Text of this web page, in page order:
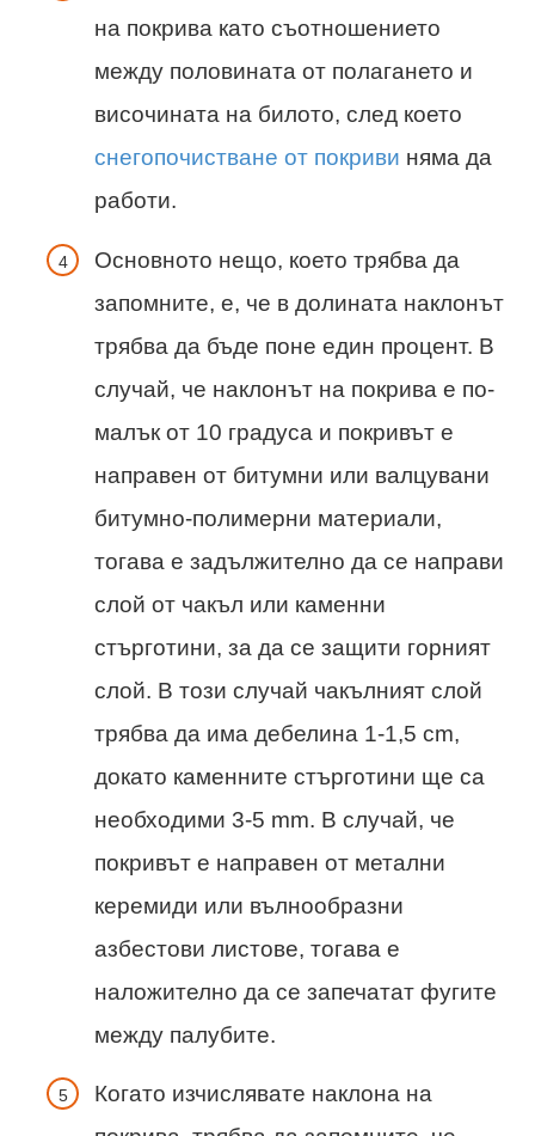
на покрива като съотношението
между половината от полагането и
височината на билото, след което
снегопочистване от покриви няма да
работи.
Основното нещо, което трябва да
запомните, е, че в долината наклонът
трябва да бъде поне един процент. В
случай, че наклонът на покрива е по-
малък от 10 градуса и покривът е
направен от битумни или валцувани
битумно-полимерни материали,
тогава е задължително да се направи
слой от чакъл или каменни
стърготини, за да се защити горният
слой. В този случай чакълният слой
трябва да има дебелина 1-1,5 cm,
докато каменните стърготини ще са
необходими 3-5 mm. В случай, че
покривът е направен от метални
керемиди или вълнообразни
азбестови листове, тогава е
наложително да се запечатат фугите
между палубите.
Когато изчислявате наклона на